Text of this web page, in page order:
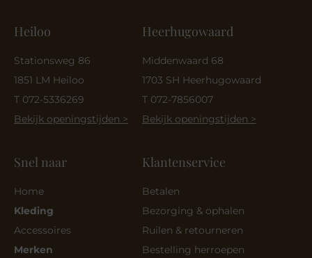
Heiloo
Stationsweg 86
1851 LM Heiloo
T 072-5336269
Bekijk openingstijden >
Heerhugowaard
Middenwaard 68
1703 SH Heerhugowaard
T 072-7856007
Bekijk openingstijden >
Snel naar
Home
Kleding
Accessoires
Merken
Klantenservice
Betalen
Bezorging & ophalen
Ruilen & retourneren
Bestelling herroepen